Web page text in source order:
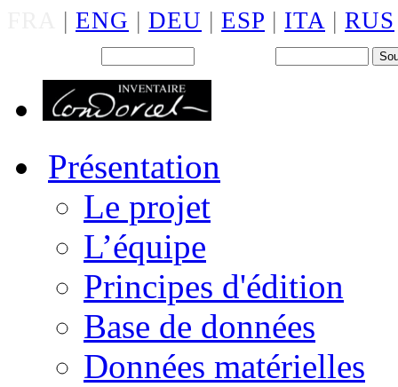
| ENG | DEU | ESP | ITA | RUS
Présentation
Le projet
L’équipe
Principes d'édition
Base de données
Données matérielles